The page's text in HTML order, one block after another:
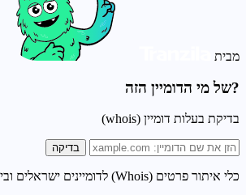
מבית
?של מי הדומיין הזה
בדיקת בעלות דומיין (whois)
בדיקה
כלי איתור פרטים (Whois) לדומיינים ישראלים ובינלאומיים, באמצעותו ניתן לאתר פרטים על דומיין כדוגמת: בדיקת תוקף דומיין, בדיקת זמינות דומיין, בדיקת בעלות דומיין, בדיקת נעילת דומיין